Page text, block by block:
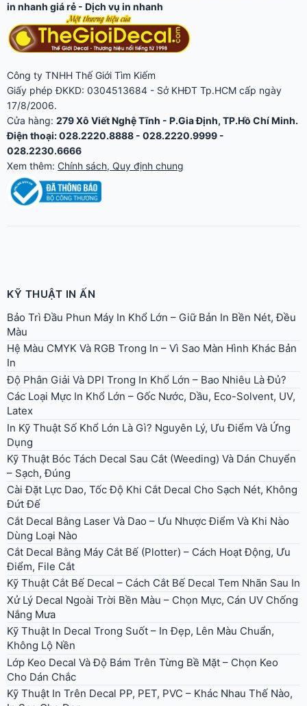
in nhanh giá rẻ - Dịch vụ in nhanh
Công ty TNHH Thế Giới Tìm Kiếm
Giấy phép ĐKKD: 0304513684 - Sở KHĐT Tp.HCM cấp ngày
17/8/2006.
Cửa hàng: 279 Xô Viết Nghệ Tĩnh - P.Gia Định, TP.Hồ Chí Minh.
Điện thoại: 028.2220.8888 - 028.2220.9999 -
028.2230.6666
Xem thêm: Chính sách, Quy định chung
KỸ THUẬT IN ẤN
Bảo Trì Đầu Phun Máy In Khổ Lớn – Giữ Bản In Bền Nét, Đều
Màu
Hệ Màu CMYK Và RGB Trong In – Vì Sao Màn Hình Khác Bản
In
Độ Phân Giải Và DPI Trong In Khổ Lớn – Bao Nhiêu Là Đủ?
Các Loại Mực In Khổ Lớn – Gốc Nước, Dầu, Eco-Solvent, UV,
Latex
In Kỹ Thuật Số Khổ Lớn Là Gì? Nguyên Lý, Ưu Điểm Và Ứng
Dụng
Kỹ Thuật Bóc Tách Decal Sau Cắt (Weeding) Và Dán Chuyển
– Sạch, Đúng
Cài Đặt Lực Dao, Tốc Độ Khi Cắt Decal Cho Sạch Nét, Không
Đứt Đế
Cắt Decal Bằng Laser Và Dao – Ưu Nhược Điểm Và Khi Nào
Dùng Loại Nào
Cắt Decal Bằng Máy Cắt Bế (Plotter) – Cách Hoạt Động, Ưu
Điểm, File Cắt
Kỹ Thuật Cắt Bế Decal – Cách Cắt Bế Decal Tem Nhãn Sau In
Xử Lý Decal Ngoài Trời Bền Màu – Chọn Mực, Cán UV Chống
Nắng Mưa
Kỹ Thuật In Decal Trong Suốt – In Đẹp, Lên Màu Chuẩn,
Không Lộ Nền
Lớp Keo Decal Và Độ Bám Trên Từng Bề Mặt – Chọn Keo
Cho Dán Chắc
Kỹ Thuật In Trên Decal PP, PET, PVC – Khác Nhau Thế Nào,